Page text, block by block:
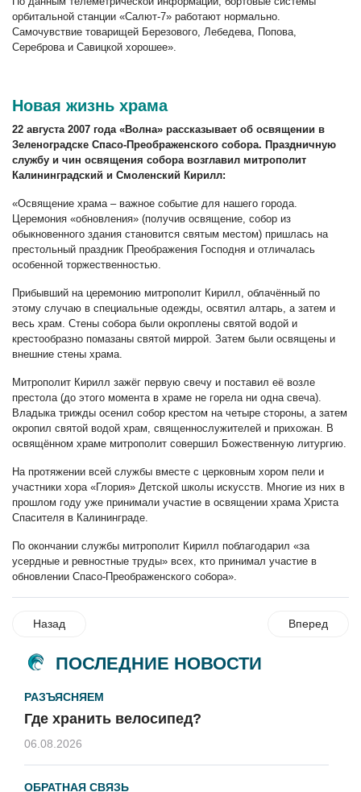
орбитальной станции «Салют-7» работают нормально.
Самочувствие товарищей Березового, Лебедева, Попова,
Сереброва и Савицкой хорошее».
Новая жизнь храма
22 августа 2007 года «Волна» рассказывает об освящении в
Зеленоградске Спасо-Преображенского собора. Праздничную
службу и чин освящения собора возглавил митрополит
Калининградский и Смоленский Кирилл:
«Освящение храма – важное событие для нашего города.
Церемония «обновления» (получив освящение, собор из
обыкновенного здания становится святым местом) пришлась на
престольный праздник Преображения Господня и отличалась
особенной торжественностью.
Прибывший на церемонию митрополит Кирилл, облачённый по
этому случаю в специальные одежды, освятил алтарь, а затем и
весь храм. Стены собора были окроплены святой водой и
крестообразно помазаны святой миррой. Затем были освящены и
внешние стены храма.
Митрополит Кирилл зажёг первую свечу и поставил её возле
престола (до этого момента в храме не горела ни одна свеча).
Владыка трижды осенил собор крестом на четыре стороны, а затем
окропил святой водой храм, священнослужителей и прихожан. В
освящённом храме митрополит совершил Божественную литургию.
На протяжении всей службы вместе с церковным хором пели и
участники хора «Глория» Детской школы искусств. Многие из них в
прошлом году уже принимали участие в освящении храма Христа
Спасителя в Калининграде.
По окончании службы митрополит Кирилл поблагодарил «за
усердные и ревностные труды» всех, кто принимал участие в
обновлении Спасо-Преображенского собора».
Назад Вперед
ПОСЛЕДНИЕ НОВОСТИ
РАЗЪЯСНЯЕМ
Где хранить велосипед?
06.08.2026
ОБРАТНАЯ СВЯЗЬ